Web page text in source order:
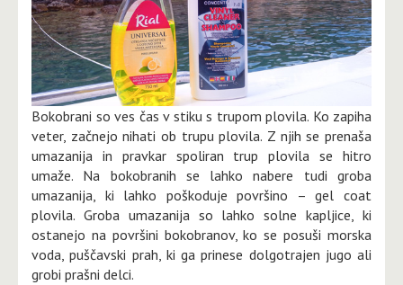
Bokobrani so ves čas v stiku s trupom plovila. Ko zapiha
veter, začnejo nihati ob trupu plovila. Z njih se prenaša
umazanija in pravkar spoliran trup plovila se hitro
umaže. Na bokobranih se lahko nabere tudi groba
umazanija, ki lahko poškoduje površino – gel coat
plovila. Groba umazanija so lahko solne kapljice, ki
ostanejo na površini bokobranov, ko se posuši morska
voda, puščavski prah, ki ga prinese dolgotrajen jugo ali
grobi prašni delci.